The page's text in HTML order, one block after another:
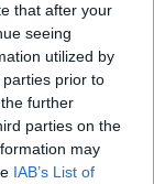
that after your
seeing
utilized by
prior to
further
parties on the
may
IAB’s List of
stikkerne,
Festen.